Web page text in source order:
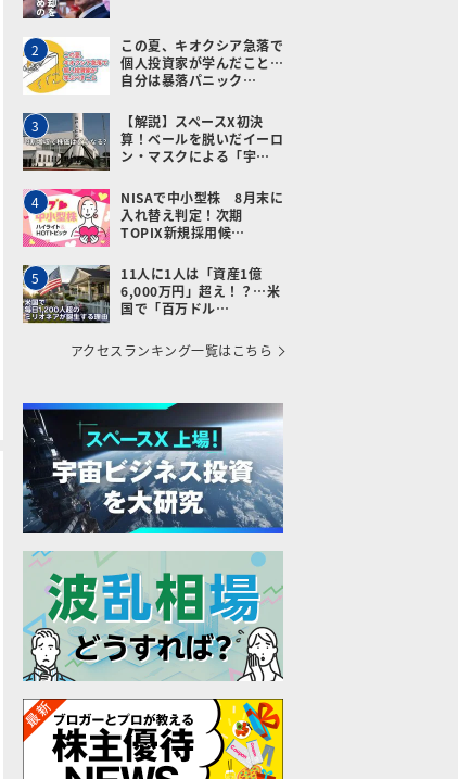
2
この夏、キオクシア急落で
個人投資家が学んだこと…
自分は暴落パニック…
3
【解説】スペースX初決
算！ベールを脱いだイーロ
ン・マスクによる「宇…
4
NISAで中小型株 8月末に
入れ替え判定！次期
TOPIX新規採用候…
5
11人に1人は「資産1億
6,000万円」超え！？…米
国で「百万ドル…
アクセスランキング一覧はこちら